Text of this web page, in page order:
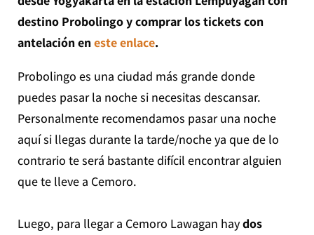
destino Probolingo y comprar los tickets con
antelación eneste enlace.
Probolingo es una ciudad más grande donde
puedes pasar la noche si necesitas descansar.
Personalmente recomendamos pasar una noche
aquí si llegas durante la tarde/noche ya que de lo
contrario te será bastante difícil encontrar alguien
que te lleve a Cemoro.
Luego, para llegar a Cemoro Lawagan haydos